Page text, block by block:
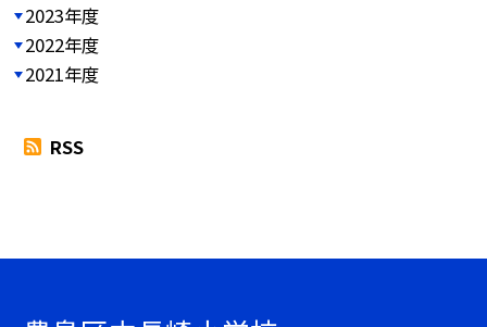
2023年度
2022年度
2021年度
RSS